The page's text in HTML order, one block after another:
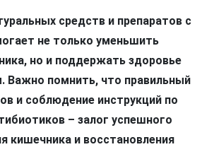
средств и препаратов с
не только уменьшить
но и поддержать здоровье
Важно помнить, что правильный
и соблюдение инструкций по
– залог успешного
кишечника и восстановления